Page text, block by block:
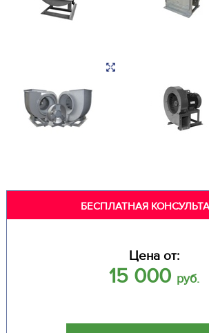
БЕСПЛАТНАЯ
Цена от:
15 000 руб.